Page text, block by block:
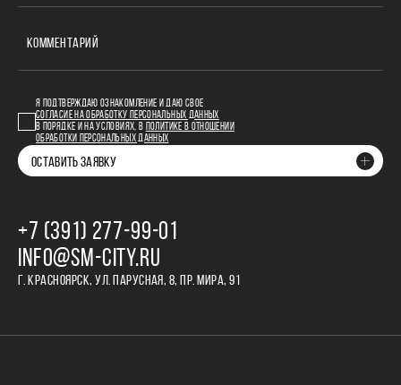
КОММЕНТАРИЙ
Я ПОДТВЕРЖДАЮ ОЗНАКОМЛЕНИЕ И ДАЮ СВОЕ
СОГЛАСИЕ НА ОБРАБОТКУ ПЕРСОНАЛЬНЫХ ДАННЫХ
В ПОРЯДКЕ И НА УСЛОВИЯХ, В
ПОЛИТИКЕ В ОТНОШЕНИИ
ОБРАБОТКИ ПЕРСОНАЛЬНЫХ ДАННЫХ
ОСТАВИТЬ ЗАЯВКУ
+7 (391) 277‒99‒01
INFO@SM-CITY.RU
Г. КРАСНОЯРСК, УЛ. ПАРУСНАЯ, 8, ПР. МИРА, 91